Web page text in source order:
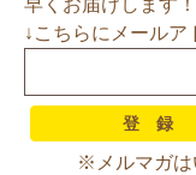
↓こちらにメールア
※メルマガは